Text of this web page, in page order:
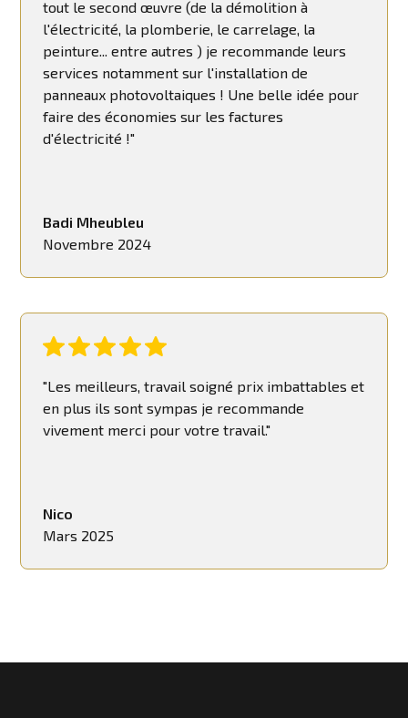
tout le second œuvre (de la démolition à
l'électricité, la plomberie, le carrelage, la
peinture... entre autres ) je recommande leurs
services notamment sur l'installation de
panneaux photovoltaiques ! Une belle idée pour
faire des économies sur les factures
d'électricité !"
Badi Mheubleu
Novembre 2024
"Les meilleurs, travail soigné prix imbattables et
en plus ils sont sympas je recommande
vivement merci pour votre travail."
Nico
Mars 2025